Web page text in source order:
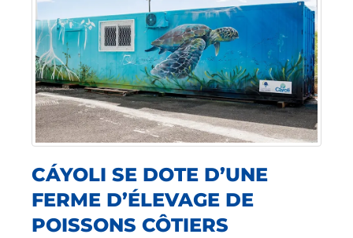
CÁYOLI SE DOTE D’UNE
FERME D’ÉLEVAGE DE
POISSONS CÔTIERS